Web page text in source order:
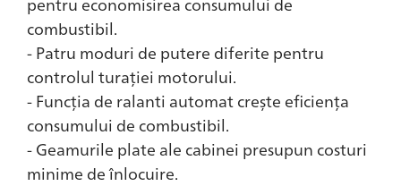
combustibil.
- Patru moduri de putere diferite pentru
controlul turației motorului.
- Funcția de ralanti automat crește eficiența
consumului de combustibil.
- Geamurile plate ale cabinei presupun costuri
minime de înlocuire.